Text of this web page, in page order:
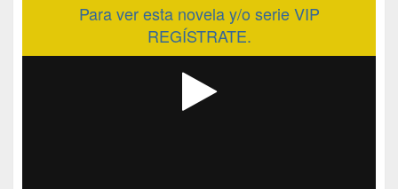
Para ver esta novela y/o serie VIP
REGÍSTRATE.